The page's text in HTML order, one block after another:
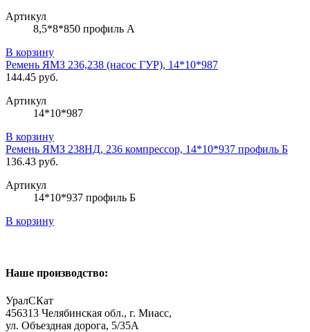
Артикул
8,5*8*850 профиль А
В корзину
Ремень ЯМЗ 236,238 (насос ГУР), 14*10*987
144.45 руб.
Артикул
14*10*987
В корзину
Ремень ЯМЗ 238НД, 236 компрессор, 14*10*937 профиль Б
136.43 руб.
Артикул
14*10*937 профиль Б
В корзину
Наше производство:
УралСКат
456313 Челябинская обл., г. Миасс,
ул. Объездная дорога, 5/35А